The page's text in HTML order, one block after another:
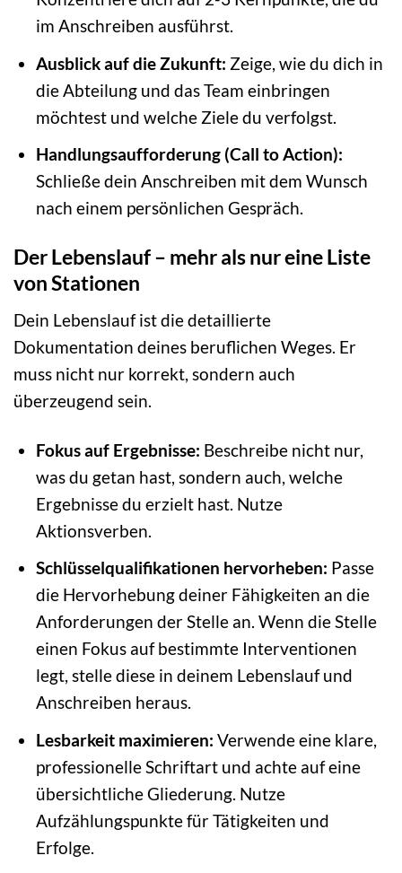
im Anschreiben ausführst.
Ausblick auf die Zukunft: Zeige, wie du dich in
die Abteilung und das Team einbringen
möchtest und welche Ziele du verfolgst.
Handlungsaufforderung (Call to Action):
Schließe dein Anschreiben mit dem Wunsch
nach einem persönlichen Gespräch.
Der Lebenslauf – mehr als nur eine Liste
von Stationen
Dein Lebenslauf ist die detaillierte
Dokumentation deines beruflichen Weges. Er
muss nicht nur korrekt, sondern auch
überzeugend sein.
Fokus auf Ergebnisse: Beschreibe nicht nur,
was du getan hast, sondern auch, welche
Ergebnisse du erzielt hast. Nutze
Aktionsverben.
Schlüsselqualifikationen hervorheben: Passe
die Hervorhebung deiner Fähigkeiten an die
Anforderungen der Stelle an. Wenn die Stelle
einen Fokus auf bestimmte Interventionen
legt, stelle diese in deinem Lebenslauf und
Anschreiben heraus.
Lesbarkeit maximieren: Verwende eine klare,
professionelle Schriftart und achte auf eine
übersichtliche Gliederung. Nutze
Aufzählungspunkte für Tätigkeiten und
Erfolge.